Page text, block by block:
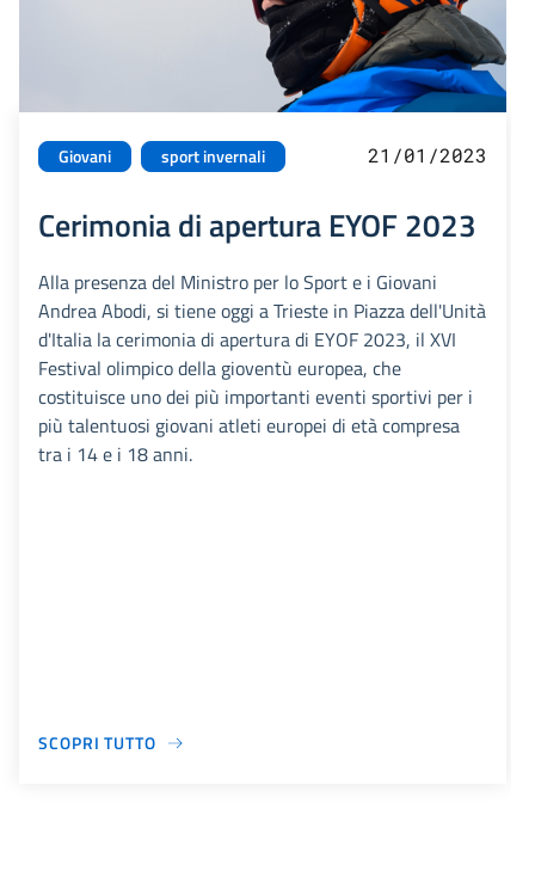
Giovani sport invernali 21/01/2023
Cerimonia di apertura EYOF 2023
Alla presenza del Ministro per lo Sport e i Giovani
Andrea Abodi, si tiene oggi a Trieste in Piazza dell'Unità
d'Italia la cerimonia di apertura di EYOF 2023, il XVI
Festival olimpico della gioventù europea, che
costituisce uno dei più importanti eventi sportivi per i
più talentuosi giovani atleti europei di età compresa
tra i 14 e i 18 anni.
SCOPRI TUTTO